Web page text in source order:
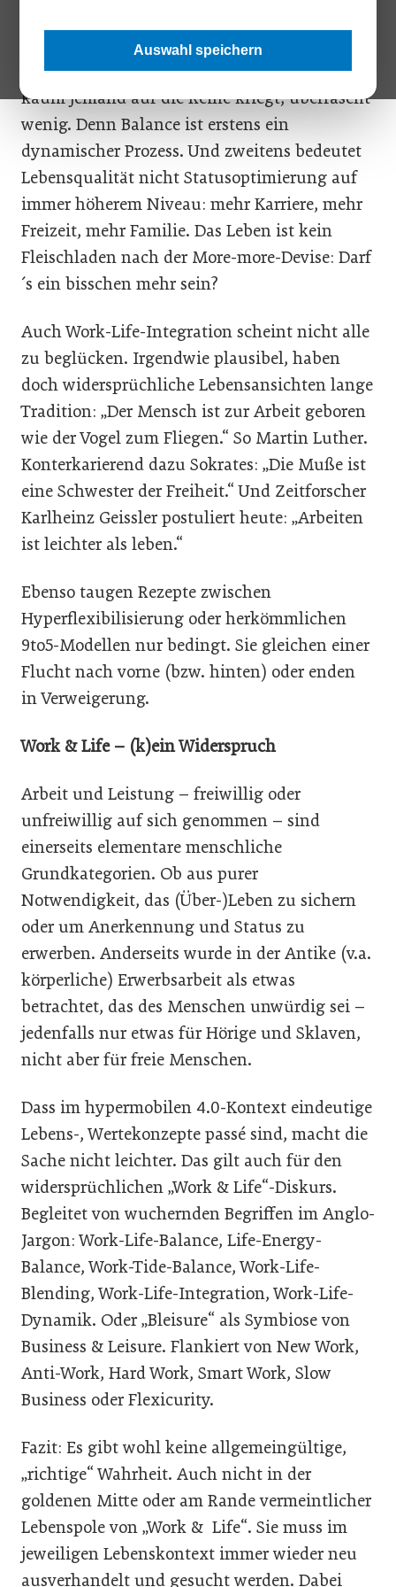
Auswahl speichern
Dass die perfekte Work-Life-Balance wohl
kaum jemand auf die Reihe kriegt, überrascht
wenig. Denn Balance ist erstens ein
dynamischer Prozess. Und zweitens bedeutet
Lebensqualität nicht Statusoptimierung auf
immer höherem Niveau: mehr Karriere, mehr
Freizeit, mehr Familie. Das Leben ist kein
Fleischladen nach der More-more-Devise: Darf
´s ein bisschen mehr sein?
Auch Work-Life-Integration scheint nicht alle
zu beglücken. Irgendwie plausibel, haben
doch widersprüchliche Lebensansichten lange
Tradition: „Der Mensch ist zur Arbeit geboren
wie der Vogel zum Fliegen.“ So Martin Luther.
Konterkarierend dazu Sokrates: „Die Muße ist
eine Schwester der Freiheit.“ Und Zeitforscher
Karlheinz Geissler postuliert heute: „Arbeiten
ist leichter als leben.“
Ebenso taugen Rezepte zwischen
Hyperflexibilisierung oder herkömmlichen
9to5-Modellen nur bedingt. Sie gleichen einer
Flucht nach vorne (bzw. hinten) oder enden
in Verweigerung.
Work & Life – (k)ein Widerspruch
Arbeit und Leistung – freiwillig oder
unfreiwillig auf sich genommen – sind
einerseits elementare menschliche
Grundkategorien. Ob aus purer
Notwendigkeit, das (Über-)Leben zu sichern
oder um Anerkennung und Status zu
erwerben. Anderseits wurde in der Antike (v.a.
körperliche) Erwerbsarbeit als etwas
betrachtet, das des Menschen unwürdig sei –
jedenfalls nur etwas für Hörige und Sklaven,
nicht aber für freie Menschen.
Dass im hypermobilen 4.0-Kontext eindeutige
Lebens-, Wertekonzepte passé sind, macht die
Sache nicht leichter. Das gilt auch für den
widersprüchlichen „Work & Life“-Diskurs.
Begleitet von wuchernden Begriffen im Anglo-
Jargon: Work-Life-Balance, Life-Energy-
Balance, Work-Tide-Balance, Work-Life-
Blending, Work-Life-Integration, Work-Life-
Dynamik. Oder „Bleisure“ als Symbiose von
Business & Leisure. Flankiert von New Work,
Anti-Work, Hard Work, Smart Work, Slow
Business oder Flexicurity.
Fazit: Es gibt wohl keine allgemeingültige,
„richtige“ Wahrheit. Auch nicht in der
goldenen Mitte oder am Rande vermeintlicher
Lebenspole von „Work & Life“. Sie muss im
jeweiligen Lebenskontext immer wieder neu
ausverhandelt und gesucht werden. Dabei